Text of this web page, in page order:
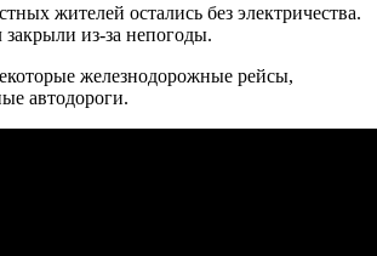
жителей остались без электричества.
из-за непогоды.
железнодорожные рейсы,
автодороги.